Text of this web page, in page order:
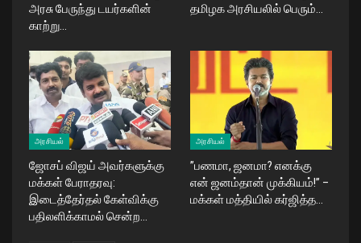
அரசு பேருந்து டயர்களின்
காற்று…
தமிழக அரசியலில் பெரும்…
அரசியல்
ஜோசப் விஜய் அவர்களுக்கு
மக்கள் பேராதரவு:
இடைத்தேர்தல் கேள்விக்கு
பதிலளிக்காமல் சென்ற…
அரசியல்
​”பணமா, ஜனமா? எனக்கு
என் ஜனம்தான் முக்கியம்!” –
மக்கள் மத்தியில் கர்ஜித்த…